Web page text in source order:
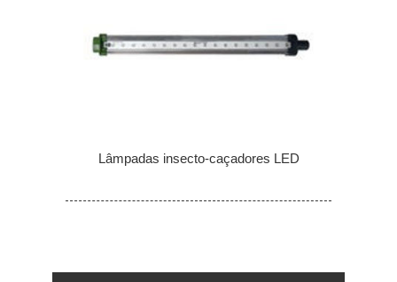
Lâmpadas insecto-caçadores LED